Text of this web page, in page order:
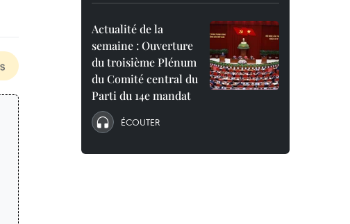
Actualité de la
semaine : Ouverture
du troisième Plénum
du Comité central du
Parti du 14e mandat
ÉCOUTER